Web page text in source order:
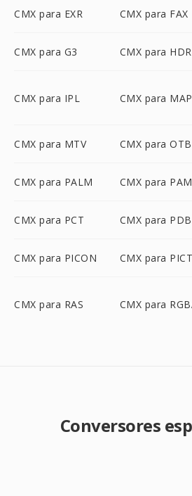
CMX para EXR CMX para FAX
CMX para G3 CMX para HDR
CMX para IPL CMX para MAP
CMX para MTV CMX para OTB
CMX para PALM CMX para PAM
CMX para PCT CMX para PDB
CMX para PICON CMX para PICT
CMX para RAS CMX para
Conversores